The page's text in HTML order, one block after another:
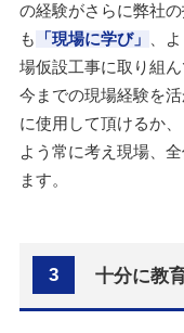
の経験がさらに弊社
も
「現場に学び」 、
場仮設工事に取り組ん
今までの現場経験を
に使用して頂けるか
よう常に考え現場、
ます。
3 十分に教